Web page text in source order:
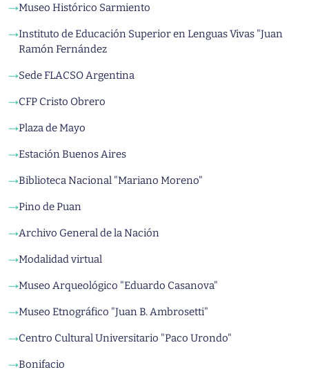
→Museo Histórico Sarmiento
→Instituto de Educación Superior en Lenguas Vivas "Juan
Ramón Fernández
→Sede FLACSO Argentina
→CFP Cristo Obrero
→Plaza de Mayo
→Estación Buenos Aires
→Biblioteca Nacional "Mariano Moreno"
→Pino de Puan
→Archivo General de la Nación
→Modalidad virtual
→Museo Arqueológico "Eduardo Casanova"
→Museo Etnográfico "Juan B. Ambrosetti"
→Centro Cultural Universitario "Paco Urondo"
→Bonifacio